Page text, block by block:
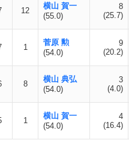
12
横山 賀一
(55.0)
8
(25.7)
1
菅原 勲
(54.0)
9
(20.2)
8
横山 典弘
(54.0)
3
(4.0)
1
横山 賀一
(54.0)
4
(16.4)